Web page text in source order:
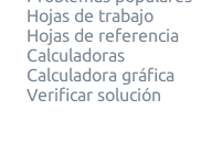
Hojas de trabajo
Hojas de referencia
Calculadoras
Calculadora gráfica
Verificar solución